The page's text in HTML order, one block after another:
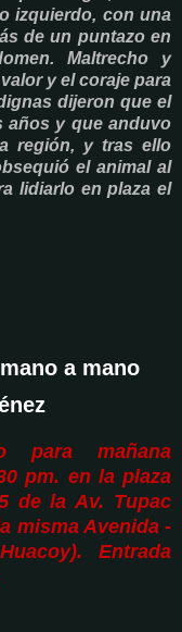
izquierdo, con una
de un puntazo en
Maltrecho y
y el coraje para
dijeron que el
años y que anduvo
región, y tras ello
el animal al
lidiarlo en plaza el
a mano
para mañana
pm. en la plaza
de la Av. Tupac
misma Avenida -
Entrada